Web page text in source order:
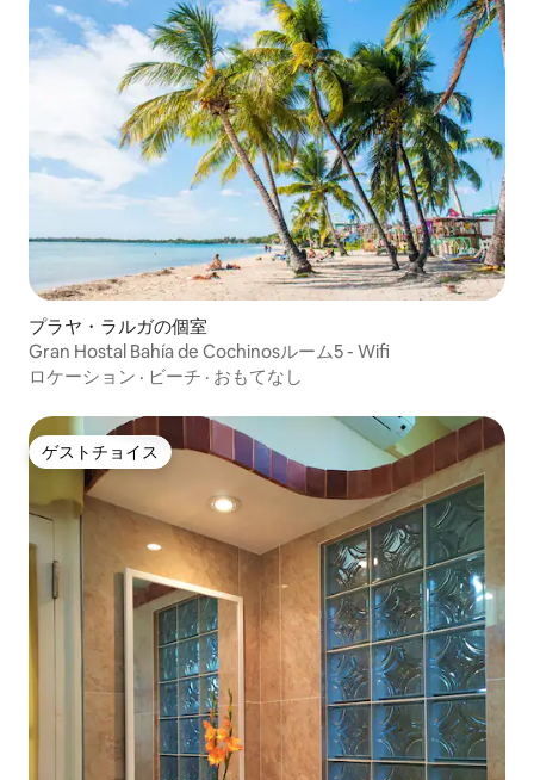
プラヤ・ラルガの個室
Gran Hostal Bahía de Cochinosルーム5 - Wifi
ロケーション · ビーチ · おもてなし
ゲストチョイス
ゲストチョイス